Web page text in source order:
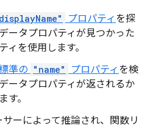
プロパティ を探
ータプロパティが見つかった
ィを使用します。
準の "name" プロパティ を検
ータプロパティが返されるか
す。
ーによって推論され、関数リ